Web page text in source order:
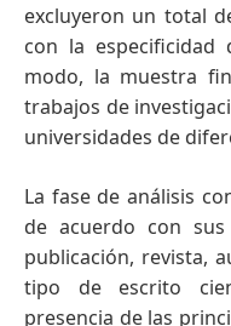
excluyeron un total
con la
modo, la muestra
trabajos de
universidades de
La fase de análisis
de acuerdo con
publicación, revista,
tipo de escrito
presencia de las